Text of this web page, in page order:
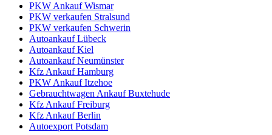
PKW Ankauf Wismar
PKW verkaufen Stralsund
PKW verkaufen Schwerin
Autoankauf Lübeck
Autoankauf Kiel
Autoankauf Neumünster
Kfz Ankauf Hamburg
PKW Ankauf Itzehoe
Gebrauchtwagen Ankauf Buxtehude
Kfz Ankauf Freiburg
Kfz Ankauf Berlin
Autoexport Potsdam